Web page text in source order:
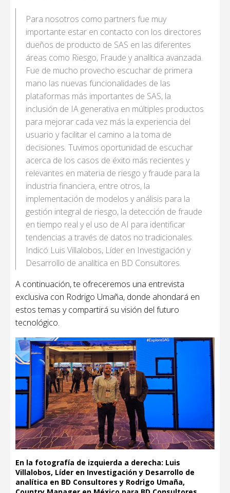
Para nosotros como partners fue muy
importante estar en contacto con los directores
dueños de producto de SAS en las diferentes
áreas como Riesgo, Fraude y analítica avanzada.
Fue de mucho provecho escuchar de primera
mano las nuevas funcionalidades de las
plataformas más importantes de SAS, la
inclusión de IA generativa en múltiples productos
para mejorar cada vez más la experiencia del
usuario y facilitar el camino a la toma de
decisiones. Tuvimos oportunidad de escuchar
acerca de los casos de éxito más recientes y
relevantes en materia de riesgo y fraude para la
industria financiera, entre otros, la
implementación de modelos y análisis para la
gestión integral de riesgo, la detección de fraude
en tiempo real y el uso de AI para identificar
tendencias a través de datos no tradicionales.
Indicó Luis Villalobos, Líder en Investigación y
Desarrollo de analítica en BD Consultores.
A continuación, te ofreceremos una entrevista
exclusiva con Rodrigo Umaña, donde ahondará en
estos temas y compartirá su visión del futuro
tecnológico.
En la fotografía de izquierda a derecha: Luis
Villalobos, Líder en Investigación y Desarrollo de
analítica en BD Consultores y Rodrigo Umaña,